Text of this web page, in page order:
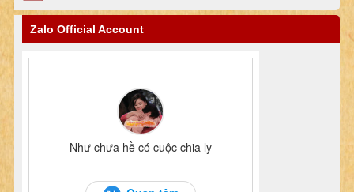
Zalo Official Account